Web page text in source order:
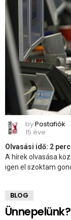
byPostafiók
15 éve
Olvasási idő: 2 perc
A hírek olvasása
igen el szoktam
BLOG
Ünnepelünk?